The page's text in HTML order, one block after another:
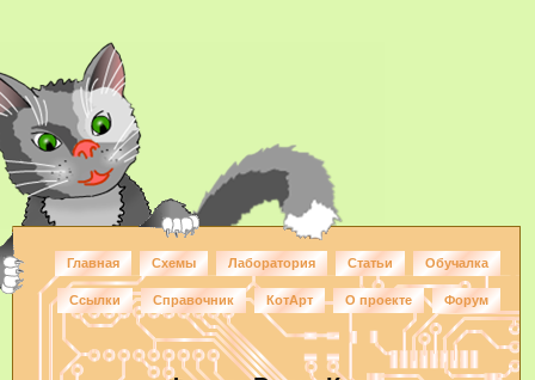
Главная Схемы Лаборатория Статьи Обучалка
Ссылки Справочник КотАрт О проекте Форум